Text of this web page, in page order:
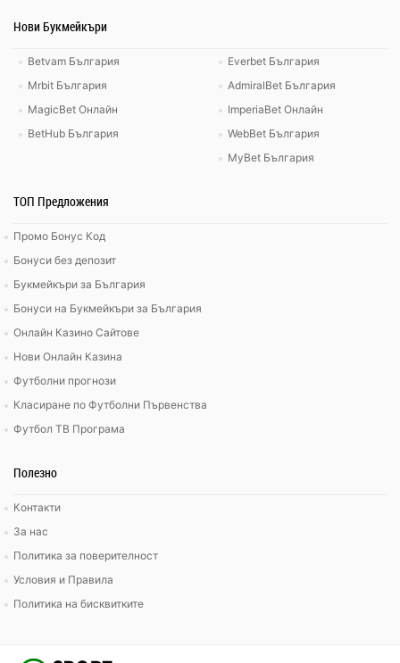
Нови Букмейкъри
Betvam България
Mrbit България
MagicBet Онлайн
BetHub България
Everbet България
AdmiralBet България
ImperiaBet Онлайн
WebBet България
MyBet България
ТОП Предложения
Промо Бонус Код
Бонуси без депозит
Букмейкъри за България
Бонуси на Букмейкъри за България
Онлайн Казино Сайтове
Нови Онлайн Казина
Футболни прогнози
Класиране по Футболни Първенства
Футбол ТВ Програма
Полезно
Контакти
За нас
Политика за поверителност
Условия и Правила
Политика на бисквитките